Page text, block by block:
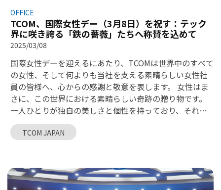
Hanoi.
OFFICE
TCOM、国際女性デー（3月8日）を祝す：テック
界に咲き誇る「鉄の薔薇」たちへ称賛を込めて
2025/03/08
国際女性デーを迎えるにあたり、TCOMは世界中のすべて
の女性、そして何よりも当社を支える素晴らしい女性社
員の皆様へ、心からの感謝と敬意を表します。 女性はま
さに、この世界における素晴らしい奇跡の贈り物です。
一人ひとりが独自の美しさと個性を持っており、それは
まるで無数の花々が寄り集まり、人生に豊かな色彩と香
りを添えているかのようです。歴史の歩みの中、そして
り、持続可能な社会発展を推し進める重要な原動力とな
っています。 高い論理思考とプレッシャーが求められる
TCOM JAPAN